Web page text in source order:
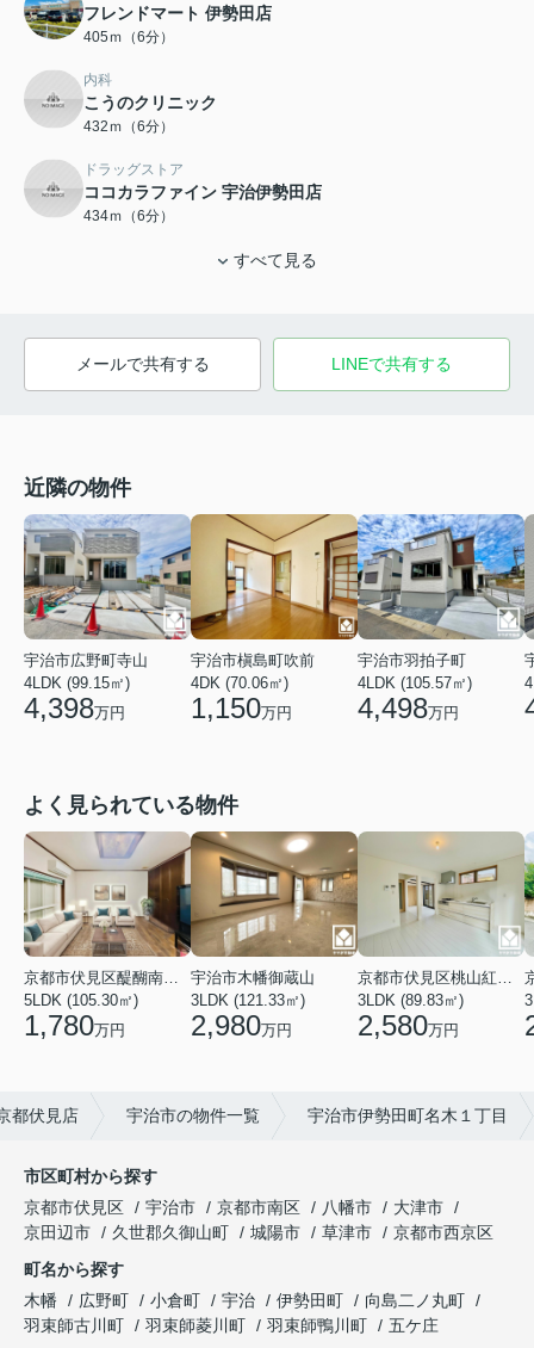
フレンドマート 伊勢田店
405ｍ（6分）
内科
こうのクリニック
432ｍ（6分）
ドラッグストア
ココカラファイン 宇治伊勢田店
434ｍ（6分）
すべて見る
メールで共有する LINEで共有する
近隣の物件
宇治市広野町寺山
4LDK (99.15㎡)
4,398万円
宇治市槇島町吹前
4DK (70.06㎡)
1,150万円
宇治市羽拍子町
4LDK (105.57㎡)
4,498万円
よく見られている物件
5LDK (105.30㎡)
1,780万円
宇治市木幡御蔵山
3LDK (121.33㎡)
2,980万円
3LDK (89.83㎡)
2,580万円
都伏見店 宇治市の物件一覧 宇治市伊勢田町名木１丁目
市区町村から探す
京都市伏見区
宇治市 京都市南区 八幡市
大津市
京田辺市
久世郡久御山町 城陽市 草津市
京都市西京区
町名から探す
木幡
広野町 小倉町 宇治 伊勢田町
向島二ノ丸町
羽束師古川町
羽束師菱川町 羽束師鴨川町
五ケ庄